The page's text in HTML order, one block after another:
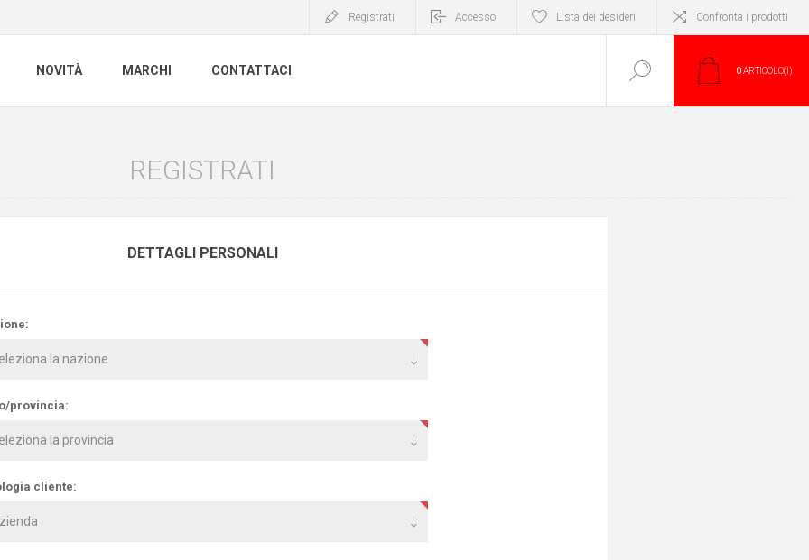
Registrati Accesso Lista dei desideri Confronta i prodotti
NOVITÀ MARCHI CONTATTACI 0ARTICOLO(I)
REGISTRATI
DETTAGLI PERSONALI
provincia:
cliente: